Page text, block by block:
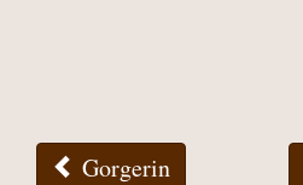
Gorgerin